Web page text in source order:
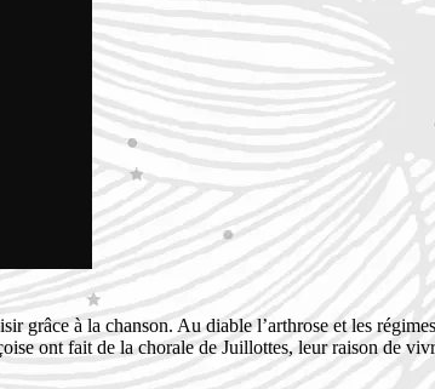
à la chanson. Au diable l’arthrose et les
ont fait de la chorale de Juillottes, leur raison de